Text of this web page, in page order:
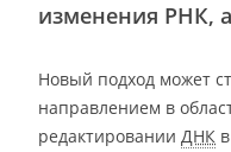
изменения РНК,
Новый подход может
направлением в
редактировании ДНК